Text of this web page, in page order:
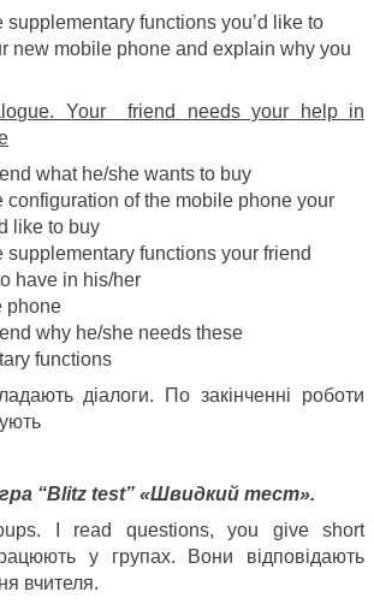
supplementary functions you’d like to
new mobile phone and explain why you
Your friend needs your help in
what he/she wants to buy
configuration of the mobile phone your
like to buy
supplementary functions your friend
have in his/her
phone
why he/she needs these
functions
діалоги. По закінченні роботи
“Blitz test” «Швидкий тест».
I read questions, you give short
у групах. Вони відповідають
вчителя.